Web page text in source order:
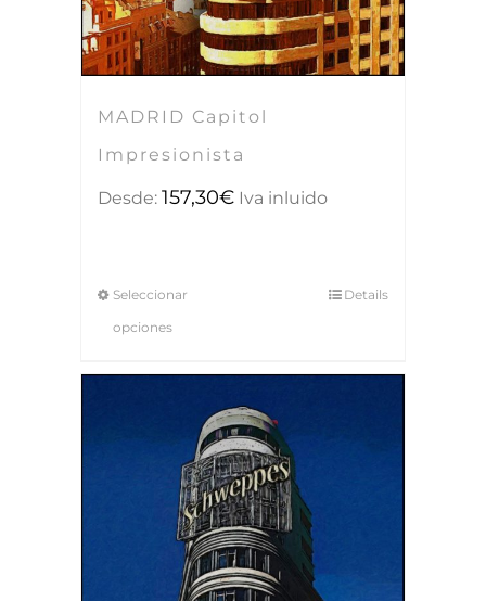
MADRID Capitol
Impresionista
Desde: 157,30€ Iva inluido
Seleccionar
opciones
Details